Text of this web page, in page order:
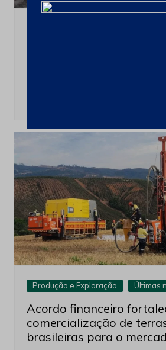
Produção e Exploração Últimas
Acordo financeiro
comercialização de
brasileiras para o